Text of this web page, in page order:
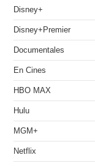
Disney+
Disney+Premier
Documentales
En Cines
HBO MAX
Hulu
MGM+
Netflix